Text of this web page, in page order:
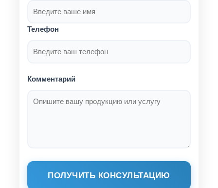
Телефон
Комментарий
ПОЛУЧИТЬ КОНСУЛЬТАЦИЮ